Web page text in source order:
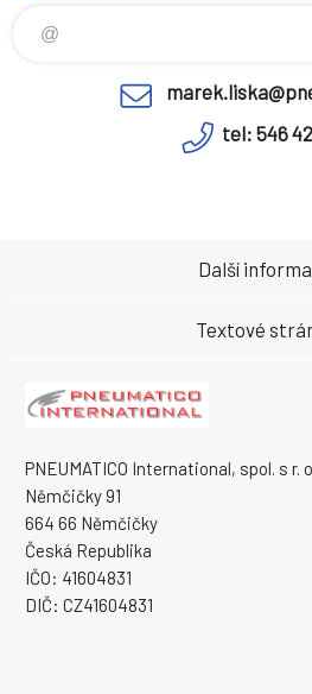
tel: 546
PNEUMATICO International, spol. s r.
Němčičky 91
664 66 Němčičky
Česká Republika
IČO: 41604831
DIČ: CZ41604831
Další
Textové